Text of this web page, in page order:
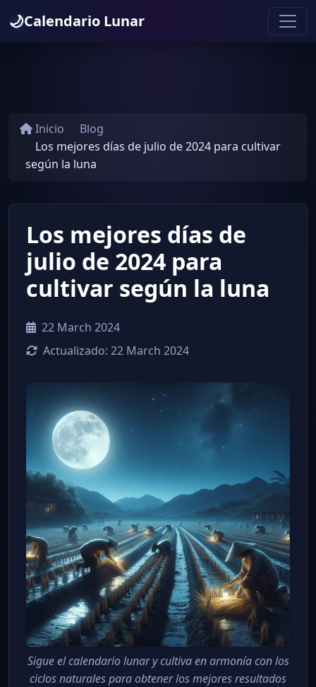
🌙Calendario Lunar
Inicio
Blog
Los mejores días de julio de 2024 para cultivar
según la luna
Los mejores días de
julio de 2024 para
cultivar según la luna
22 March 2024
Actualizado: 22 March 2024
Sigue el calendario lunar y cultiva en armonía con los
ciclos naturales para obtener los mejores resultados